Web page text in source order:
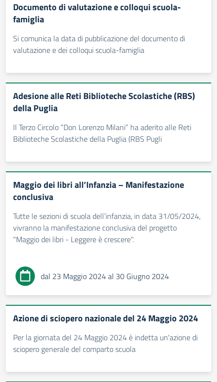
Documento di valutazione e colloqui scuola-
famiglia
Si comunica la data di pubblicazione del documento di
valutazione e dei colloqui scuola-famiglia
Adesione alle Reti Biblioteche Scolastiche (RBS)
della Puglia
Il Terzo Circolo “Don Lorenzo Milani” ha aderito alle Reti
Biblioteche Scolastiche della Puglia (RBS Pugli
Maggio dei libri all’Infanzia – Manifestazione
conclusiva
Tutte le sezioni di scuola dell’infanzia, in data 31/05/2024,
vivranno la manifestazione conclusiva del progetto
"Maggio dei libri - Leggere è crescere".
dal 23 Maggio 2024 al 30 Giugno 2024
Azione di sciopero nazionale del 24 Maggio 2024
Per la giornata del 24 Maggio 2024 è indetta un'azione di
sciopero generale del comparto scuola